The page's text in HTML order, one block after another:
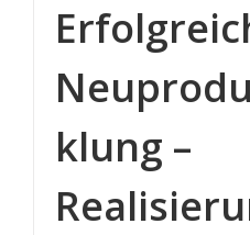
klung –